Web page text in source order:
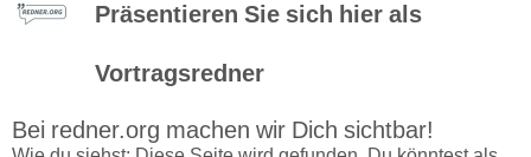
Präsentieren Sie sich hier als
Vortragsredner
Bei redner.org machen wir Dich sichtbar!